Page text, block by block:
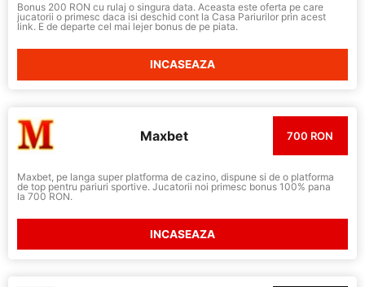
Bonus 200 RON cu rulaj o singura data. Aceasta este oferta pe care
jucatorii o primesc daca isi deschid cont la Casa Pariurilor prin acest
link. E de departe cel mai lejer bonus de pe piata.
INCASEAZA
Maxbet 700 RON
Maxbet, pe langa super platforma de cazino, dispune si de o platforma
de top pentru pariuri sportive. Jucatorii noi primesc bonus 100% pana
la 700 RON.
INCASEAZA